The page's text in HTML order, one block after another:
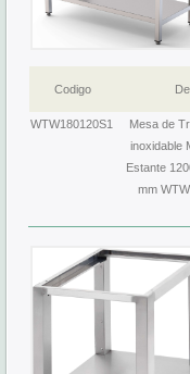
Codigo
WTW180120S1
Mesa de
inoxidable
Estante
mm